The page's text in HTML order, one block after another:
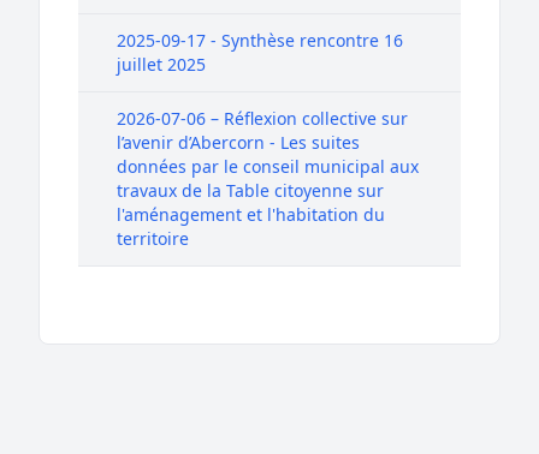
2025-09-17 - Synthèse rencontre 16
juillet 2025
2026-07-06 – Réflexion collective sur
l’avenir d’Abercorn - Les suites
données par le conseil municipal aux
travaux de la Table citoyenne sur
l'aménagement et l'habitation du
territoire